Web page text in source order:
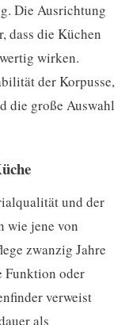
Die Ausrichtung
dass die Küchen
wirken.
der Korpusse,
die große Auswahl
und der
wie jene von
zwanzig Jahre
Funktion oder
verweist
als